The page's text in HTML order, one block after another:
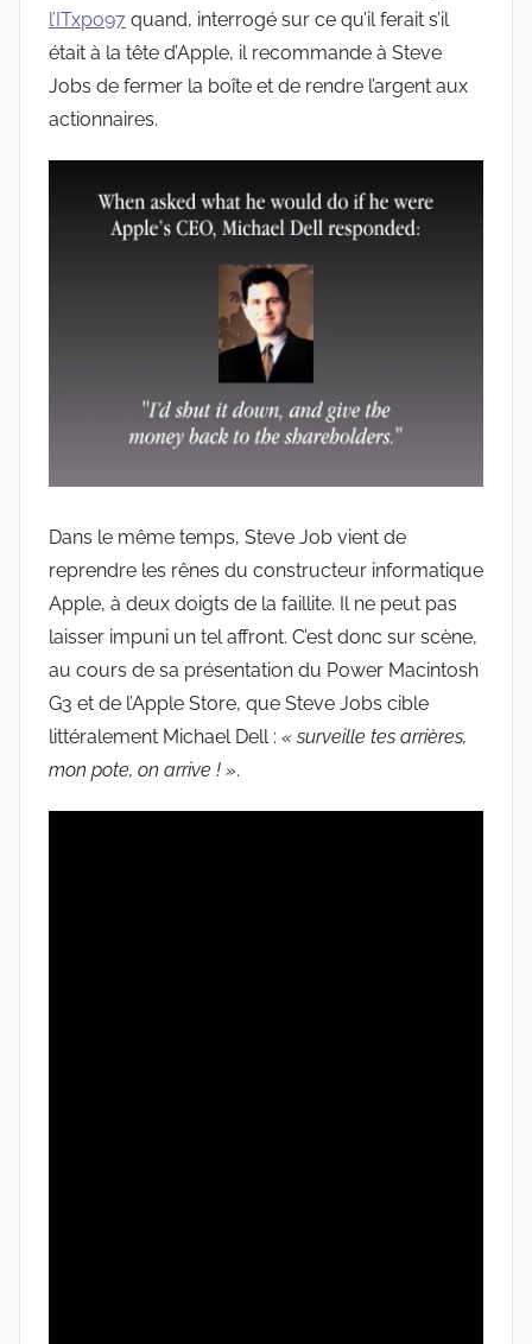
l’ITxpo97 quand, interrogé sur ce qu’il ferait s’il
était à la tête d’Apple, il recommande à Steve
Jobs de fermer la boîte et de rendre l’argent aux
actionnaires.
Dans le même temps, Steve Job vient de
reprendre les rênes du constructeur informatique
Apple, à deux doigts de la faillite. Il ne peut pas
laisser impuni un tel affront. C’est donc sur scène,
au cours de sa présentation du Power Macintosh
G3 et de l’Apple Store, que Steve Jobs cible
littéralement Michael Dell : « surveille tes arrières,
mon pote, on arrive ! ».